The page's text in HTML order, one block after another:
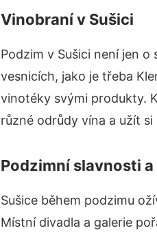
Vinobraní v Sušici
Podzim v Sušici není jen
vesnicích, jako je třeba
vinotéky svými produkty.
různé odrůdy vína a užít
Podzimní slavnosti
Sušice během podzimu
Místní divadla a galerie